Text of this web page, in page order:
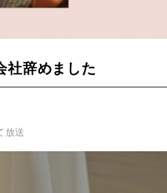
社辞めました
放送